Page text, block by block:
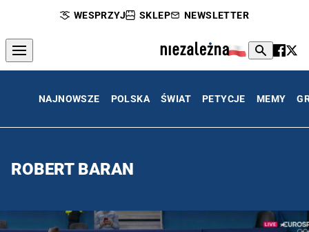
WESPRZYJ SKLEP NEWSLETTER
NAJNOWSZE POLSKA ŚWIAT PETYCJE MEMY
ROBERT BARAN